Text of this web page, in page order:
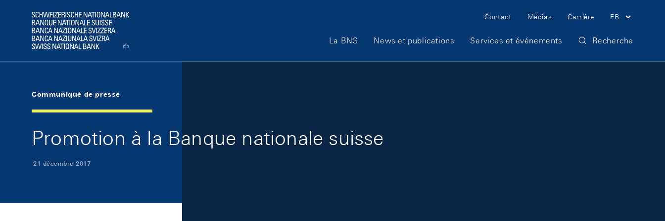
Logo
Meta Navigation
Contact Médias Carrière FR
Main Navigation
La BNS News et publications Services et événements Recherche
Communiqué de presse
Promotion à la Banque nationale suisse
21 décembre 2017